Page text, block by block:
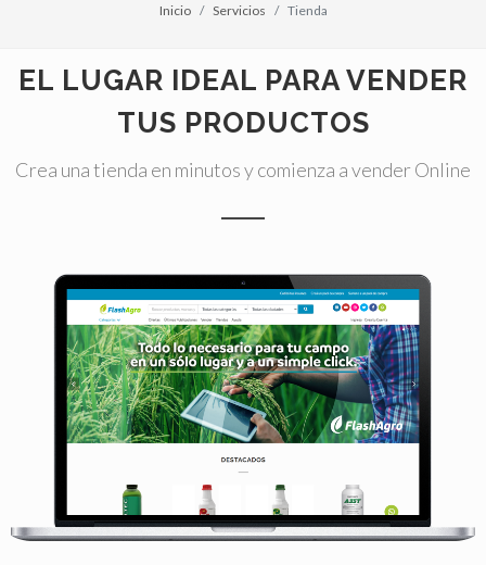
Inicio Servicios Tienda
EL LUGAR IDEAL PARA VENDER
TUS PRODUCTOS
Crea una tienda en minutos y comienza a vender Online